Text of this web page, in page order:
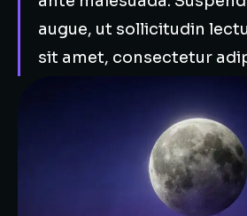
augue, ut sollicitudin
sit amet, consectetur